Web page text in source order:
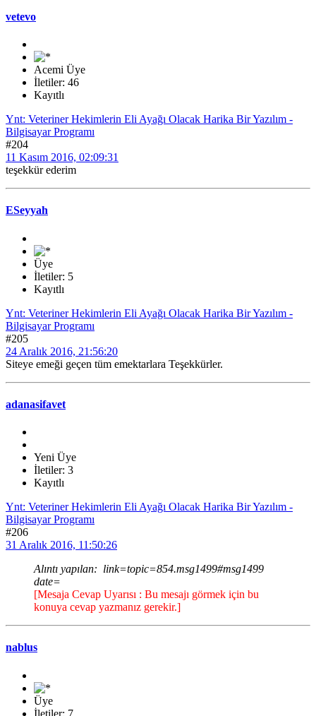
vetevo
Acemi Üye
İletiler: 46
Kayıtlı
Ynt: Veteriner Hekimlerin Eli Ayağı Olacak Harika Bir Yazılım -
Bilgisayar Programı
#204
11 Kasım 2016, 02:09:31
teşekkür ederim
ESeyyah
Üye
İletiler: 5
Kayıtlı
Ynt: Veteriner Hekimlerin Eli Ayağı Olacak Harika Bir Yazılım -
Bilgisayar Programı
#205
24 Aralık 2016, 21:56:20
Siteye emeği geçen tüm emektarlara Teşekkürler.
adanasifavet
Yeni Üye
İletiler: 3
Kayıtlı
Ynt: Veteriner Hekimlerin Eli Ayağı Olacak Harika Bir Yazılım -
Bilgisayar Programı
#206
31 Aralık 2016, 11:50:26
Alıntı yapılan: link=topic=854.msg1499#msg1499
date=
[Mesaja Cevap Uyarısı : Bu mesajı görmek için bu
konuya cevap yazmanız gerekir.]
nablus
Üye
İletiler: 7